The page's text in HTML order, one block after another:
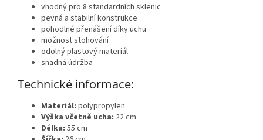
vhodný pro 8 standardních sklenic
pevná a stabilní konstrukce
pohodlné přenášení díky uchu
možnost stohování
odolný plastový materiál
snadná údržba
Technické informace:
Materiál: polypropylen
Výška včetně ucha: 22 cm
Délka: 55 cm